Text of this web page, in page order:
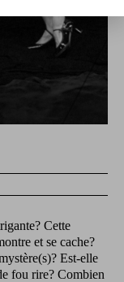
Cette
et se cache?
Est-elle
fou rire? Combien